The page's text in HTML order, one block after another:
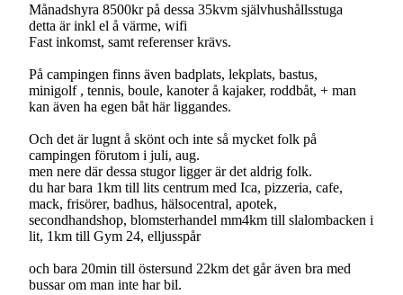
Månadshyra 8500kr på dessa 35kvm självhushållsstuga
detta är inkl el å värme, wifi
Fast inkomst, samt referenser krävs.
På campingen finns även badplats, lekplats, bastus,
minigolf , tennis, boule, kanoter å kajaker, roddbåt, + man
kan även ha egen båt här liggandes.
Och det är lugnt å skönt och inte så mycket folk på
campingen förutom i juli, aug.
men nere där dessa stugor ligger är det aldrig folk.
du har bara 1km till lits centrum med Ica, pizzeria, cafe,
mack, frisörer, badhus, hälsocentral, apotek,
secondhandshop, blomsterhandel mm4km till slalombacken i
lit, 1km till Gym 24, elljusspår
och bara 20min till östersund 22km det går även bra med
bussar om man inte har bil.